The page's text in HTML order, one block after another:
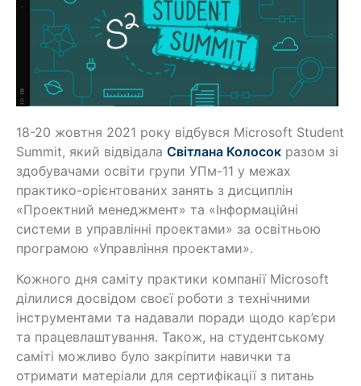
18-20 жовтня 2021 року відбувся Microsoft Student
Summit, який відвідала Світлана Колосок разом зі
здобувачами освіти групи УПм-11 у межах
практико-орієнтованих занять з дисциплін
«Проектний менеджмент» та «Інформаційні
системи в управлінні проектами» за освітньою
програмою «Управління проектами».
Кожного дня саміту практики компанії Microsoft
ділилися досвідом своєї роботи з технічними
інструментами та надавали поради щодо кар’єри
та працевлаштування. Також, на студентському
саміті можливо було закріпити навички та
отримати матеріали для сертифікації з питань